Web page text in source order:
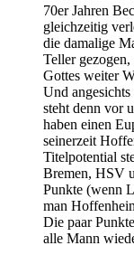
70er Jahren
gleichzeitig
die damalige
Teller
Gottes weiter
Und angesichts
steht denn vor
haben einen
seinerzeit
Titelpotential
Bremen, HSV
Punkte (wenn
man
Die paar
alle Mann